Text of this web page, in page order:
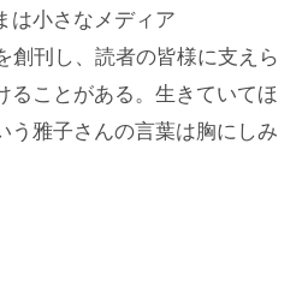
は小さなメディア
創刊し、読者の皆様に支えら
ることがある。生きていてほ
う雅子さんの言葉は胸にしみ